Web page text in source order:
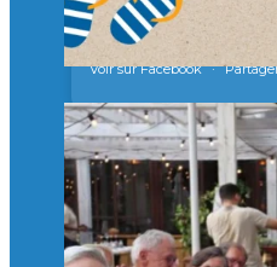
il y a 2 mois
Voir sur Facebook ·
🚀Afterwork à
🥳 Le 22 avril dernier,
en Suisse ont
retrouvailles et